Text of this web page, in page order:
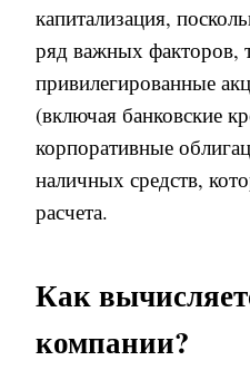
капитализация,
ряд важных факторов,
привилегированные
(включая банковские
корпоративные
наличных средств,
расчета.
Как
компании?